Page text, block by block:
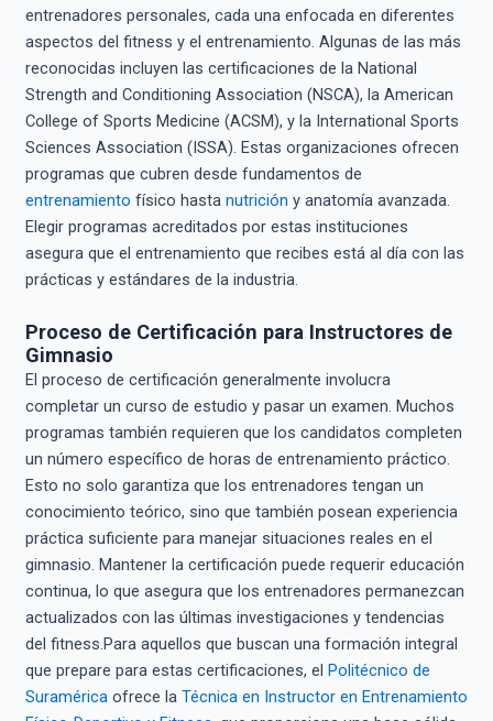
entrenadores personales, cada una enfocada en diferentes
aspectos del fitness y el entrenamiento. Algunas de las más
reconocidas incluyen las certificaciones de la National
Strength and Conditioning Association (NSCA), la American
College of Sports Medicine (ACSM), y la International Sports
Sciences Association (ISSA). Estas organizaciones ofrecen
programas que cubren desde fundamentos de
entrenamiento físico hasta nutrición y anatomía avanzada.
Elegir programas acreditados por estas instituciones
asegura que el entrenamiento que recibes está al día con las
prácticas y estándares de la industria.
Proceso de Certificación para Instructores de
Gimnasio
El proceso de certificación generalmente involucra
completar un curso de estudio y pasar un examen. Muchos
programas también requieren que los candidatos completen
un número específico de horas de entrenamiento práctico.
Esto no solo garantiza que los entrenadores tengan un
conocimiento teórico, sino que también posean experiencia
práctica suficiente para manejar situaciones reales en el
gimnasio. Mantener la certificación puede requerir educación
continua, lo que asegura que los entrenadores permanezcan
actualizados con las últimas investigaciones y tendencias
del fitness.Para aquellos que buscan una formación integral
que prepare para estas certificaciones, el Politécnico de
Suraméricaofrece la Técnica en Instructor en Entrenamiento